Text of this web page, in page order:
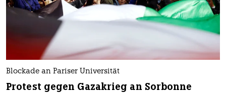
Blockade an Pariser Universität
Protest gegen Gazakrieg an Sorbonne